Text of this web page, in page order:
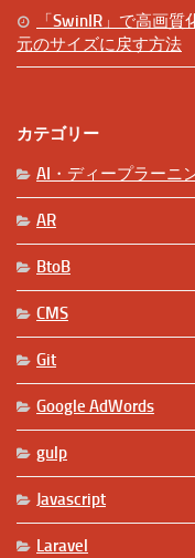
「SwinIR」で高画
元のサイズに戻す方法
カテゴリー
AI・ディープラーニ
AR
BtoB
CMS
Git
Google AdWords
gulp
Javascript
Laravel